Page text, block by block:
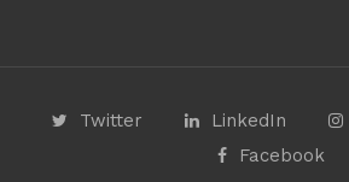
Twitter LinkedIn
Facebook